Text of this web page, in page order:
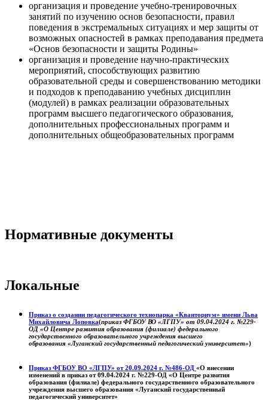
организация и проведение учебно-тренировочных
занятий по изучению основ безопасности, правил
поведения в экстремальных ситуациях и мер защиты от
возможных опасностей в рамках преподавания предмета
«Основ безопасности и защиты Родины»
организация и проведение научно-практических
мероприятий, способствующих развитию
образовательной среды и совершенствованию методики
и подходов к преподаванию учебных дисциплин
(модулей) в рамках реализации образовательных
программ высшего педагогического образования,
дополнительных профессиональных программ и
дополнительных общеобразовательных программ
Нормативные документы
Локальные
Приказ о создании педагогического технопарка «Кванториум» имени Льва
Михайловича Лоповка(приказ ФГБОУ ВО «ЛГПУ» от 09.04.2024 г. №229-
ОД «О Центре развития образования (филиале) федерального
государственного образовательного учреждения высшего
образования «Луганский государственный педагогический университет»)
Приказ ФГБОУ ВО «ЛГПУ» от 20.09.2024 г. №486-ОД «О внесении
изменений в приказ от 09.04.2024 г. №229-ОД «О Центре развития
образования (филиале) федерального государственного образовательного
учреждения высшего образования «Луганский государственный
педагогический университет»